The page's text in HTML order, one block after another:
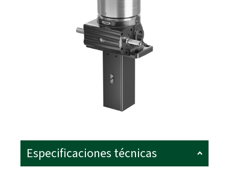
Especificaciones técnicas